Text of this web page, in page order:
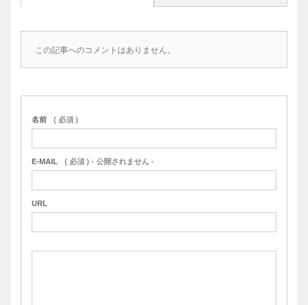
この記事へのコメントはありません。
名前 ( 必須 )
E-MAIL ( 必須 ) - 公開されません -
URL